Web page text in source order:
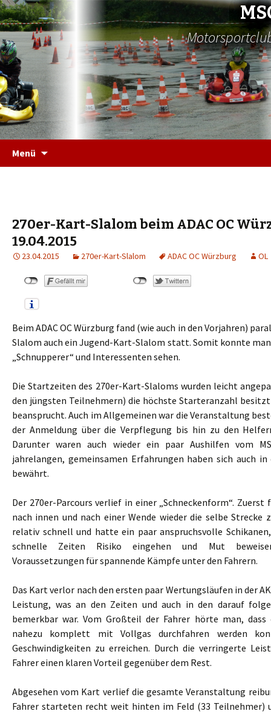
Menü
270er-Kart-Slalom beim ADAC OC
19.04.2015
23.04.2015 270er-Kart-Slalom ADAC OC Würzburg OL
Beim ADAC OC Würzburg fand (wie auch in den Vorjahren)
Slalom auch ein Jugend-Kart-Slalom statt. Somit konnte man
„Schnupperer“ und Interessenten sehen.
Die Startzeiten des 270er-Kart-Slaloms wurden leicht
den jüngsten Teilnehmern) die höchste Starteranzahl
beansprucht. Auch im Allgemeinen war die Veranstaltung
der Anmeldung über die Verpflegung bis hin zu den
Darunter waren auch wieder ein paar Aushilfen vom
jahrelangen, gemeinsamen Erfahrungen haben sich auch
bewährt.
Der 270er-Parcours verlief in einer „Schneckenform“. Zuerst
nach innen und nach einer Wende wieder die selbe Strecke
relativ schnell und hatte ein paar anspruchsvolle
schnelle Zeiten Risiko eingehen und Mut
Voraussetzungen für spannende Kämpfe unter den Fahrern.
Das Kart verlor nach den ersten paar Wertungsläufen in der
Leistung, was an den Zeiten und auch in den darauf
bemerkbar war. Vom Großteil der Fahrer hörte man, dass
nahezu komplett mit Vollgas durchfahren werden
Geschwindigkeiten zu erreichen. Durch die verringerte
Fahrer einen klaren Vorteil gegenüber dem Rest.
Abgesehen vom Kart verlief die gesamte Veranstaltung
Fahrer starteten recht weit hinten im Feld (33 Teilnehmer)